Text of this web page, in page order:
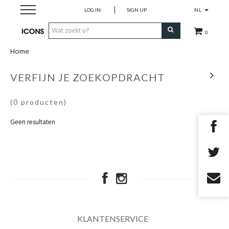
NL
0
LOG IN SIGN UP
Herenkleding
Dameskledij
Home
VERFIJN JE ZOEKOPDRACHT
(0 producten)
Geen resultaten
KLANTENSERVICE